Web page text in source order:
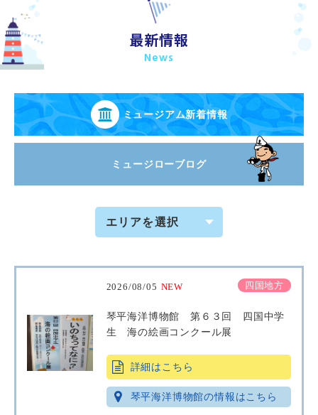
最新情報
News
ミュージアム新着情報
ミュージローブログ
2026/08/05 NEW 四国地方
琴平海洋博物館 第６３回 四国中学
生 海の絵画コンクール展
詳細はこちら
琴平海洋博物館の情報はこちら